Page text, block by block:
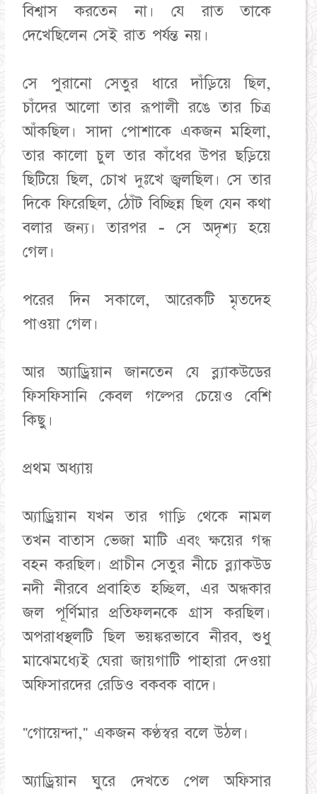
বিশ্বাস করতেন না। যে রাত তাকে
দেখেছিলেন সেই রাত পর্যন্ত নয়।
সে পুরানো সেতুর ধারে দাঁড়িয়ে ছিল,
চাঁদের আলো তার রূপালী রঙে তার চিত্র
আঁকছিল। সাদা পোশাকে একজন মহিলা,
তার কালো চুল তার কাঁধের উপর ছড়িয়ে
ছিটিয়ে ছিল, চোখ দুঃখে জ্বলছিল। সে তার
দিকে ফিরেছিল, ঠোঁট বিচ্ছিন্ন ছিল যেন কথা
বলার জন্য। তারপর - সে অদৃশ্য হয়ে
গেল।
পরের দিন সকালে, আরেকটি মৃতদেহ
পাওয়া গেল।
আর অ্যাড্রিয়ান জানতেন যে ব্ল্যাকউডের
ফিসফিসানি কেবল গল্পের চেয়েও বেশি
কিছু।
প্রথম অধ্যায়
অ্যাড্রিয়ান যখন তার গাড়ি থেকে নামল
তখন বাতাস ভেজা মাটি এবং ক্ষয়ের গন্ধ
বহন করছিল। প্রাচীন সেতুর নীচে ব্ল্যাকউড
নদী নীরবে প্রবাহিত হচ্ছিল, এর অন্ধকার
জল পূর্ণিমার প্রতিফলনকে গ্রাস করছিল।
অপরাধস্থলটি ছিল ভয়ঙ্করভাবে নীরব, শুধু
মাঝেমধ্যেই ঘেরা জায়গাটি পাহারা দেওয়া
অফিসারদের রেডিও বকবক বাদে।
"গোয়েন্দা," একজন কণ্ঠস্বর বলে উঠল।
অ্যাড্রিয়ান ঘুরে দেখতে পেল অফিসার